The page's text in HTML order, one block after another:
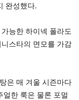
완성했다.
능한 하이넥 폴라도
스타의 면모를 가감
은 매 겨울 시즌마다
한 룩은 물론 포멀